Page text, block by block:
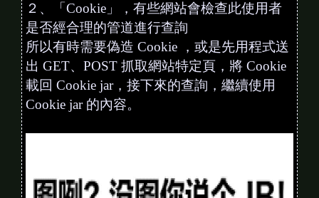
２、「Cookie」，有些網站會檢查此使用者
是否經合理的管道進行查詢
所以有時需要偽造 Cookie ，或是先用程式送
出 GET、POST 抓取網站特定頁，將 Cookie
載回 Cookie jar，接下來的查詢，繼續使用
Cookie jar 的內容。